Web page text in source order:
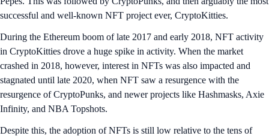
successful and well-known NFT project ever, CryptoKitties.
During the Ethereum boom of late 2017 and early 2018, NFT activity
in CryptoKitties drove a huge spike in activity. When the market
crashed in 2018, however, interest in NFTs was also impacted and
stagnated until late 2020, when NFT saw a resurgence with the
resurgence of CryptoPunks, and newer projects like Hashmasks, Axie
Infinity, and NBA Topshots.
Despite this, the adoption of NFTs is still low relative to the tens of